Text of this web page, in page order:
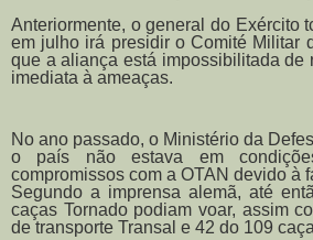
Anteriormente, o general do Exército
em julho irá presidir o Comité Militar
que a aliança está impossibilitada de
imediata à ameaças.
No ano passado, o Ministério da
o país não estava em
compromissos com a OTAN devido à
Segundo a imprensa alemã, até
caças Tornado podiam voar, assim
de transporte Transal e 42 do 109